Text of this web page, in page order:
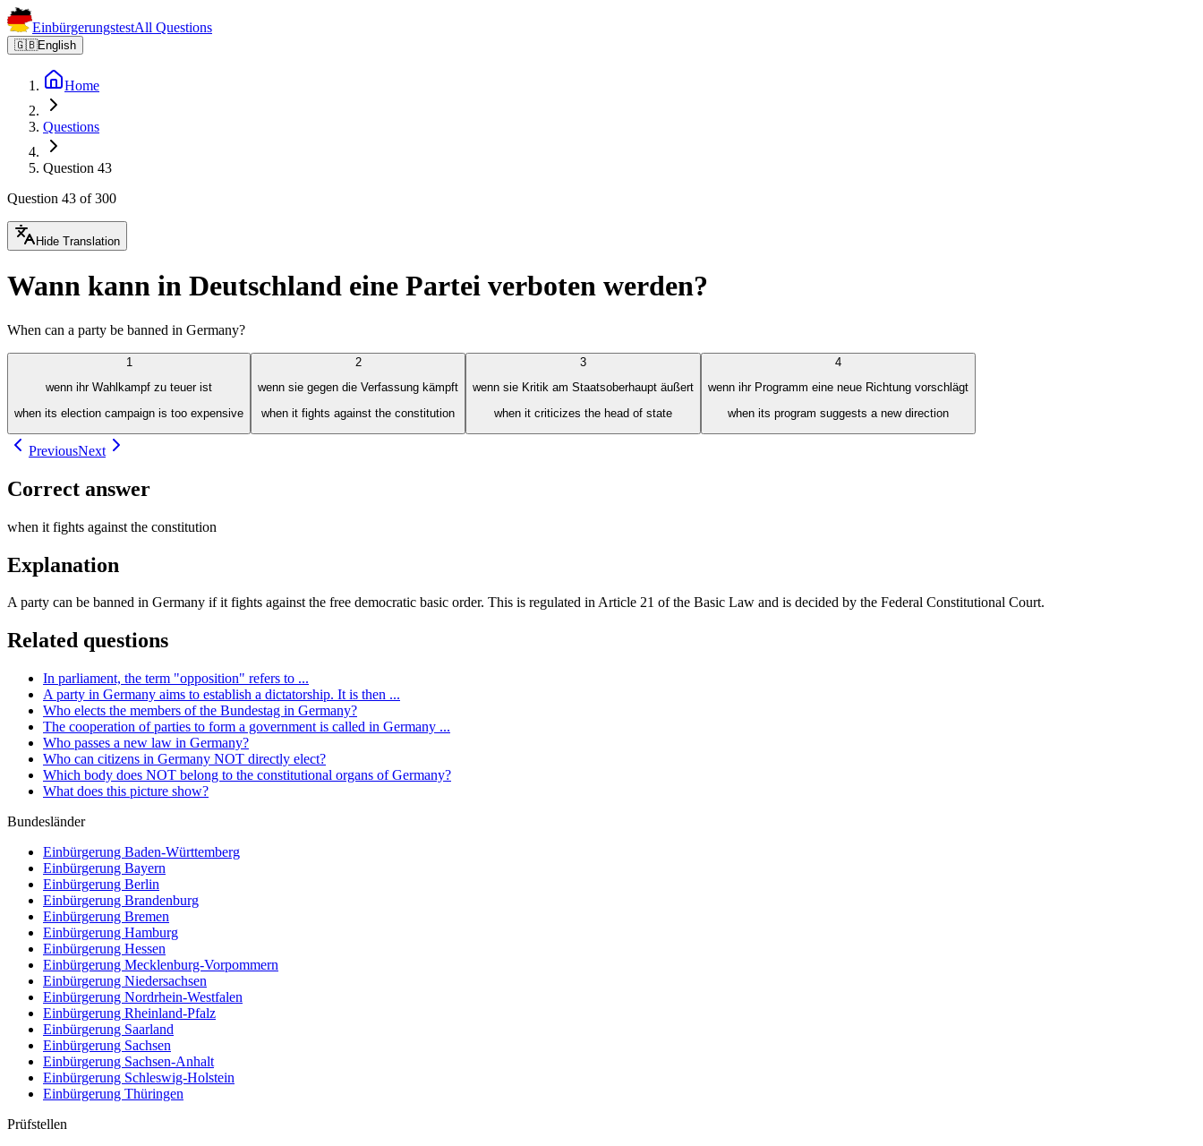
EinbürgerungstestAll Questions
🇬🇧English
Home
Questions
Question 43
Question 43 of 300
Hide Translation
Wann kann in Deutschland eine Partei verboten werden?
When can a party be banned in Germany?
1
wenn ihr Wahlkampf zu teuer ist
when its election campaign is too expensive
2
wenn sie gegen die Verfassung kämpft
when it fights against the constitution
3
wenn sie Kritik am Staatsoberhaupt äußert
when it criticizes the head of state
4
wenn ihr Programm eine neue Richtung vorschlägt
when its program suggests a new direction
PreviousNext
Correct answer
when it fights against the constitution
Explanation
A party can be banned in Germany if it fights against the free democratic basic order. This is regulated in Article 21 of the Basic Law and is decided by the Federal Constitutional Court.
Related questions
In parliament, the term "opposition" refers to ...
A party in Germany aims to establish a dictatorship. It is then ...
Who elects the members of the Bundestag in Germany?
The cooperation of parties to form a government is called in Germany ...
Who passes a new law in Germany?
Who can citizens in Germany NOT directly elect?
Which body does NOT belong to the constitutional organs of Germany?
What does this picture show?
Bundesländer
Einbürgerung Baden-Württemberg
Einbürgerung Bayern
Einbürgerung Berlin
Einbürgerung Brandenburg
Einbürgerung Bremen
Einbürgerung Hamburg
Einbürgerung Hessen
Einbürgerung Mecklenburg-Vorpommern
Einbürgerung Niedersachsen
Einbürgerung Nordrhein-Westfalen
Einbürgerung Rheinland-Pfalz
Einbürgerung Saarland
Einbürgerung Sachsen
Einbürgerung Sachsen-Anhalt
Einbürgerung Schleswig-Holstein
Einbürgerung Thüringen
Prüfstellen